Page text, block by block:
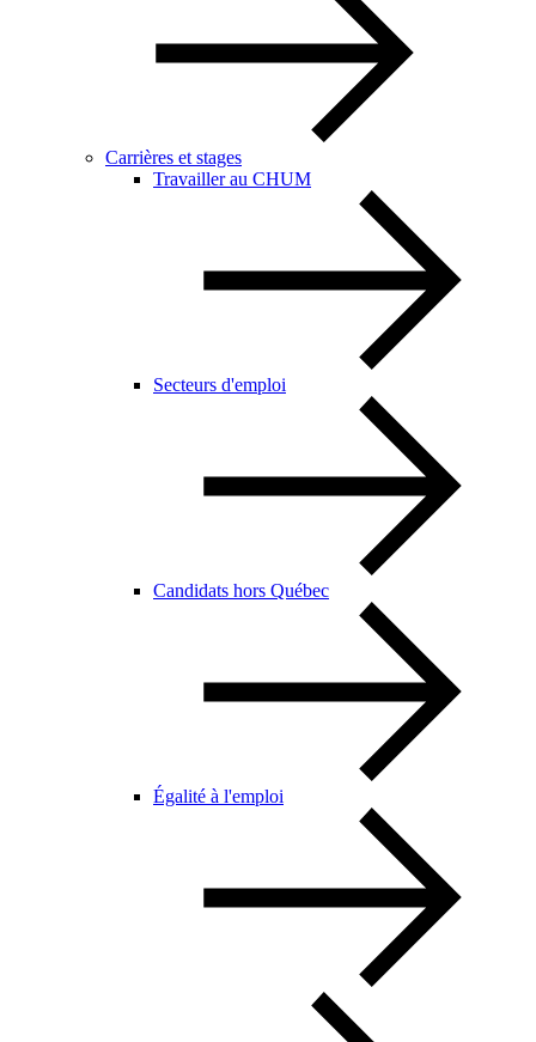
Carrières et stages
Travailler au CHUM
Secteurs d'emploi
Candidats hors Québec
Égalité à l'emploi